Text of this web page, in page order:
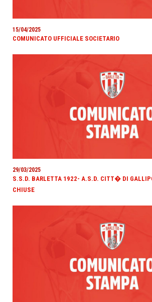
15/04/2025
COMUNICATO UFFICIALE SOCIETARIO
29/03/2025
S.S.D. BARLETTA 1922- A.S.D. CITT� DI
CHIUSE